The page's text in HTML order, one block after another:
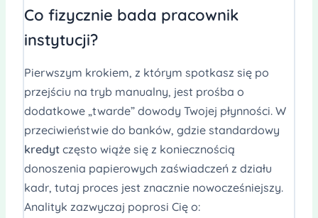
Co fizycznie bada pracownik
instytucji?
Pierwszym krokiem, z którym spotkasz się po
przejściu na tryb manualny, jest prośba o
dodatkowe „twarde” dowody Twojej płynności. W
przeciwieństwie do banków, gdzie standardowy
kredytczęsto wiąże się z koniecznością
donoszenia papierowych zaświadczeń z działu
kadr, tutaj proces jest znacznie nowocześniejszy.
Analityk zazwyczaj poprosi Cię o: